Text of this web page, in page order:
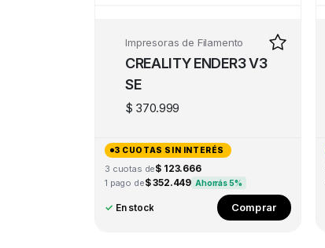
Impresoras de Filamento
CREALITY ENDER3 V3
SE
$ 370.999
3 CUOTAS SIN INTERÉS
3 cuotas de$ 123.666
1 pago de$ 352.449 Ahorrás 5%
✓ En stock Comprar